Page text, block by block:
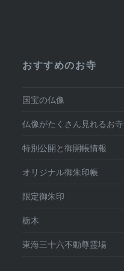
おすすめのお寺
国宝の仏像
仏像がたくさん見れるお寺
特別公開と御開帳情報
オリジナル御朱印帳
限定御朱印
栃木
東海三十六不動尊霊場